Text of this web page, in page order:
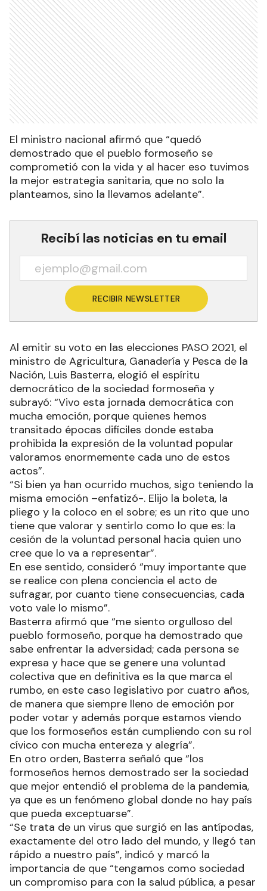
El ministro nacional afirmó que “quedó
demostrado que el pueblo formoseño se
comprometió con la vida y al hacer eso tuvimos
la mejor estrategia sanitaria, que no solo la
planteamos, sino la llevamos adelante”.
Recibí las noticias en tu email
RECIBIR NEWSLETTER
Al emitir su voto en las elecciones PASO 2021, el
ministro de Agricultura, Ganadería y Pesca de la
Nación, Luis Basterra, elogió el espíritu
democrático de la sociedad formoseña y
subrayó: “Vivo esta jornada democrática con
mucha emoción, porque quienes hemos
transitado épocas difíciles donde estaba
prohibida la expresión de la voluntad popular
valoramos enormemente cada uno de estos
actos”.
“Si bien ya han ocurrido muchos, sigo teniendo la
misma emoción –enfatizó-. Elijo la boleta, la
pliego y la coloco en el sobre; es un rito que uno
tiene que valorar y sentirlo como lo que es: la
cesión de la voluntad personal hacia quien uno
cree que lo va a representar”.
En ese sentido, consideró “muy importante que
se realice con plena conciencia el acto de
sufragar, por cuanto tiene consecuencias, cada
voto vale lo mismo”.
Basterra afirmó que “me siento orgulloso del
pueblo formoseño, porque ha demostrado que
sabe enfrentar la adversidad; cada persona se
expresa y hace que se genere una voluntad
colectiva que en definitiva es la que marca el
rumbo, en este caso legislativo por cuatro años,
de manera que siempre lleno de emoción por
poder votar y además porque estamos viendo
que los formoseños están cumpliendo con su rol
cívico con mucha entereza y alegría”.
En otro orden, Basterra señaló que “los
formoseños hemos demostrado ser la sociedad
que mejor entendió el problema de la pandemia,
ya que es un fenómeno global donde no hay país
que pueda exceptuarse”.
“Se trata de un virus que surgió en las antípodas,
exactamente del otro lado del mundo, y llegó tan
rápido a nuestro país”, indicó y marcó la
importancia de que “tengamos como sociedad
un compromiso para con la salud pública, a pesar